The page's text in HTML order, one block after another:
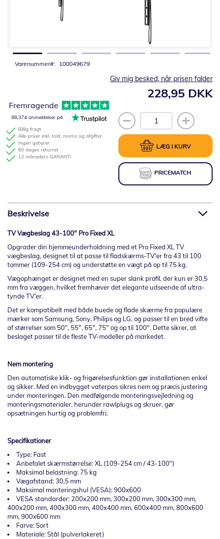
Varenummer 100049679
228,95 DKK
Giv mig besked, når prisen falder
LÆG I KURV
PRICEMATCH
Billig fragt
Alle priser inkl. told, moms og afgifter
Ingen gebyrer
60 dages returret
12 måneders GARANTI
Fremragende
88,374 anmeldelser på
billedgalleriet
Beskrivelse
TV Vægbeslag 43-100" Pro Fixed XL
Opgrader din hjemmeunderholdning med et Pro Fixed XL TV
vægbeslag, designet til at passe til fladskærms-TV'er fra 43 til 100
tommer (109-254 cm) og understøtte en vægt på op til 75 kg.
Vægophænget er designet med en super slank profil, der kun er 30,5
mm fra væggen, hvilket fremhæver det elegante udseende af ultra-
tynde TV'er.
Det er kompatibelt med både buede og flade skærme fra populære
mærker som Samsung, Sony, Philips og LG, og passer til en bred vifte
af størrelser som 50", 55", 65", 75" og op til 100". Dette sikrer, at
beslaget passer til de fleste TV-modeller på markedet.
Nem montering
Den automatiske klik- og frigørelsesfunktion gør installationen enkel
og sikker. Med en indbygget vaterpas sikres nem og præcis justering
under monteringen. Den medfølgende monteringsvejledning og
monteringsmaterialer, herunder rawlplugs og skruer, gør
opsætningen hurtig og problemfri.
Specifikationer
Type: Fast
Anbefalet skærmstørrelse: XL (109-254 cm / 43-100")
Maksimal belastning: 75 kg
Vægafstand: 30,5 mm
Maksimal monteringshul (VESA): 900x600
VESA standarder: 200x200 mm, 300x200 mm, 300x300 mm,
400x200 mm, 400x300 mm, 400x400 mm, 600x400 mm, 800x600
mm, 900x600 mm
Farve: Sort
Materiale: Stål (pulverlakeret)